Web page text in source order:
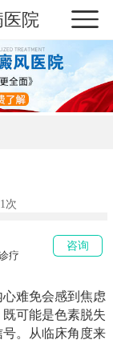
院
次
疗
咨询
难免会感到焦虑
可能是色素脱失
。从临床角度来